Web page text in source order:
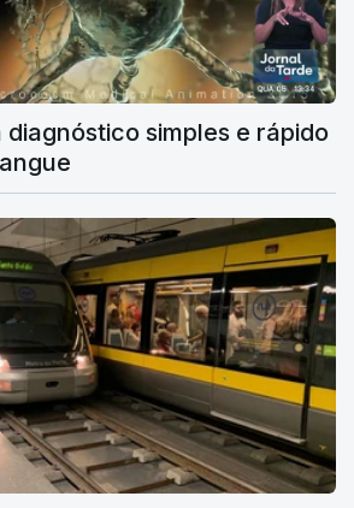
simples e rápido